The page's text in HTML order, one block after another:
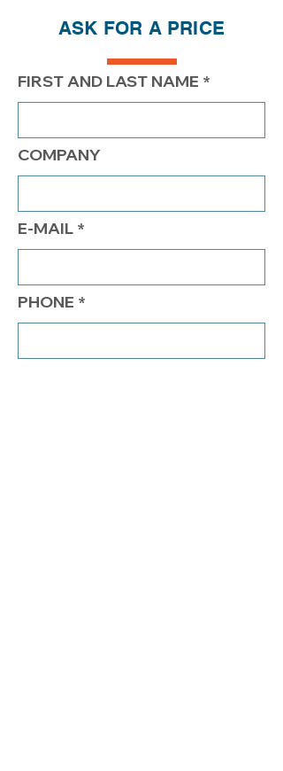
PRIX 335.00$ 285.00$ 260.00$
ASK FOR A PRICE
FIRST AND LAST NAME
COMPANY
E-MAIL
PHONE